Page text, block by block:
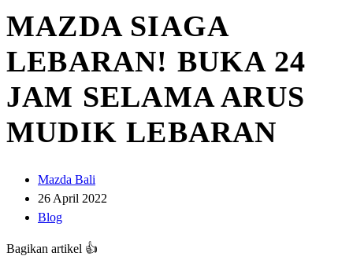
MAZDA SIAGA
LEBARAN! BUKA 24
JAM SELAMA ARUS
MUDIK LEBARAN
Mazda Bali
26 April 2022
Blog
Bagikan artikel 👍